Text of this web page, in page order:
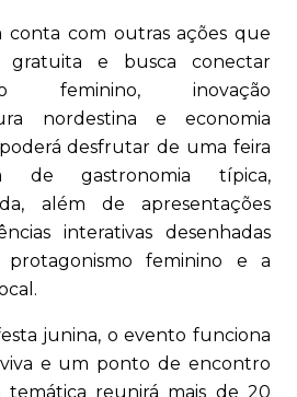
com outras ações que
gratuita e busca conectar
feminino, inovação
nordestina e economia
desfrutar de uma feira
de gastronomia típica,
além de apresentações
interativas desenhadas
feminino e a
junina, o evento funciona
e um ponto de encontro
temática reunirá mais de 20